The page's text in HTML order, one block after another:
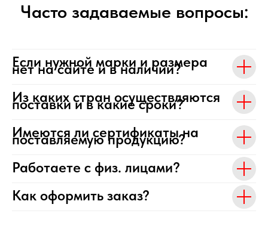
Часто задаваемые вопросы:
Если нужной марки и размера
нет на сайте и в наличии?
Из каких стран осуществляются
поставки и в какие сроки?
Имеются ли сертификаты на
поставляемую продукцию?
Работаете с физ. лицами?
Как оформить заказ?